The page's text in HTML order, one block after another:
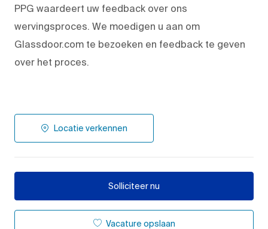
PPG waardeert uw feedback over ons
wervingsproces. We moedigen u aan om
Glassdoor.com te bezoeken en feedback te geven
over het proces.
Locatie verkennen
Solliciteer nu
Vacature opslaan